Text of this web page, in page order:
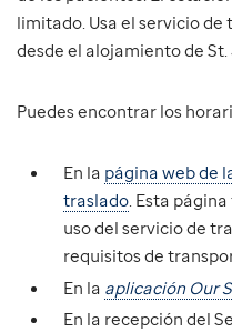
limitado. Usa el servicio
desde el alojamiento de St.
Puedes encontrar los
En la página web de
traslado . Esta
uso del servicio de
requisitos de
En la aplicación Our
En la recepción del